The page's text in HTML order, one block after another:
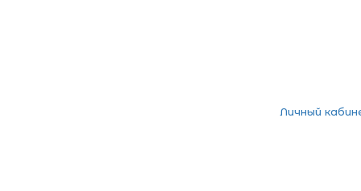
Личный